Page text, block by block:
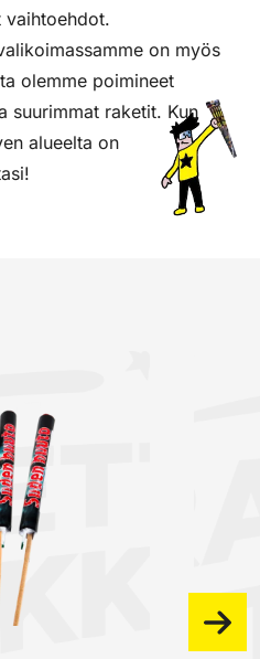
vaihtoehdot.
on myös
olemme poimineet
suurimmat raketit. Kun
alueelta on